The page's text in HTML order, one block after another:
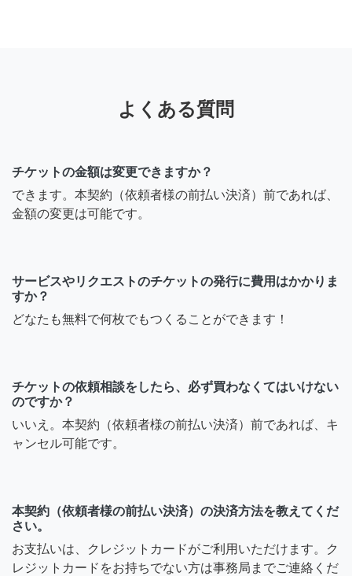
よくある質問
チケットの金額は変更できますか？
できます。本契約（依頼者様の前払い決済）前であれば、
金額の変更は可能です。
サービスやリクエストのチケットの発行に費用はかかりま
すか？
どなたも無料で何枚でもつくることができます！
チケットの依頼相談をしたら、必ず買わなくてはいけない
のですか？
いいえ。本契約（依頼者様の前払い決済）前であれば、キ
ャンセル可能です。
本契約（依頼者様の前払い決済）の決済方法を教えてくだ
さい。
お支払いは、クレジットカードがご利用いただけます。ク
レジットカードをお持ちでない方は事務局までご連絡くだ